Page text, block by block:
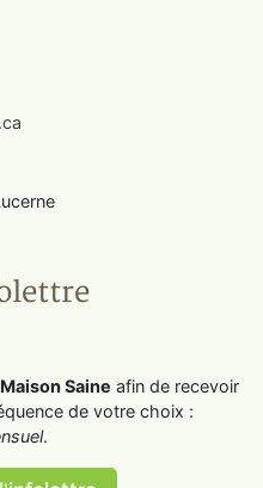
Saine afin de recevoir
de votre choix :
.